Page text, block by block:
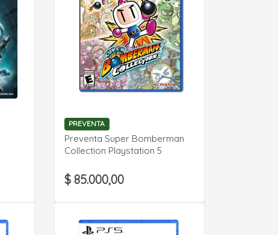
PREVENTA
Preventa Super Bomberman
Collection Playstation 5
$ 85.000,00
VER DETALLE